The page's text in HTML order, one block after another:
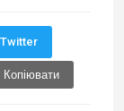
Twitter
Копіювати